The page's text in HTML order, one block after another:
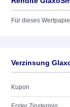
Für dieses
Verzinsung
Kupon